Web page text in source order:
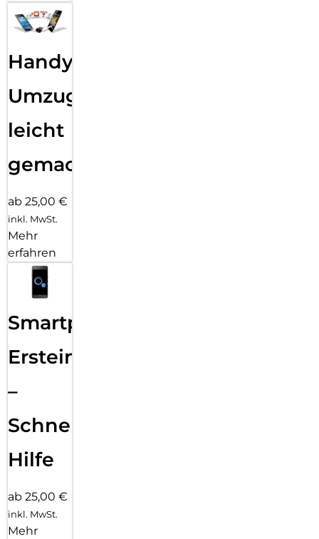
Handy
Umzug
leicht
gemacht!
ab 25,00 €
inkl. MwSt.
Mehr
erfahren
Smartphone
Ersteinrichtung
–
Schnelle
Hilfe
ab 25,00 €
inkl. MwSt.
Mehr